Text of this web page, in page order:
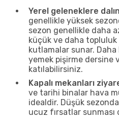
Yerel geleneklere
genellikle yüksek
sezon genellikle daha
küçük ve daha topluluk
kutlamalar sunar.
yemek pişirme dersine
katılabilirsiniz.
Kapalı mekanları
ve tarihi binalar hava
idealdir. Düşük
ucuz fırsatlar sunması